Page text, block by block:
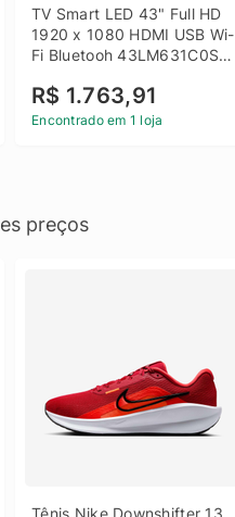
TV Smart LED 43" Full HD
1920 x 1080 HDMI USB Wi-
Fi Bluetooh 43LM631C0SB
R$ 1.763,91
Encontrado em 1 loja
preços